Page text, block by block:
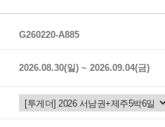
G260220-A885
2026.08.30(일) ~ 2026.09.04(금)